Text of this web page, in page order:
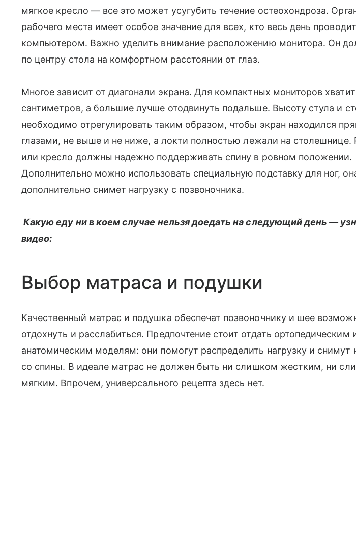
мягкое кресло — все это может усугубить течение остеохондроза.
рабочего места имеет особое значение для всех, кто весь день
компьютером. Важно уделить внимание расположению монитора. Он
по центру стола на комфортном расстоянии от глаз.
Многое зависит от диагонали экрана. Для компактных мониторов
сантиметров, а большие лучше отодвинуть подальше. Высоту стула и
необходимо отрегулировать таким образом, чтобы экран находился
глазами, не выше и не ниже, а локти полностью лежали на столешнице.
или кресло должны надежно поддерживать спину в ровном положении.
Дополнительно можно использовать специальную подставку для ног,
дополнительно снимет нагрузку с позвоночника.
Какую еду ни в коем случае нельзя доедать на следующий день —
видео:
Выбор матраса и подушки
Качественный матрас и подушка обеспечат позвоночнику и шее
отдохнуть и расслабиться. Предпочтение стоит отдать ортопедическим
анатомическим моделям: они помогут распределить нагрузку и снимут
со спины. В идеале матрас не должен быть ни слишком жестким, ни
мягким. Впрочем, универсального рецепта здесь нет.